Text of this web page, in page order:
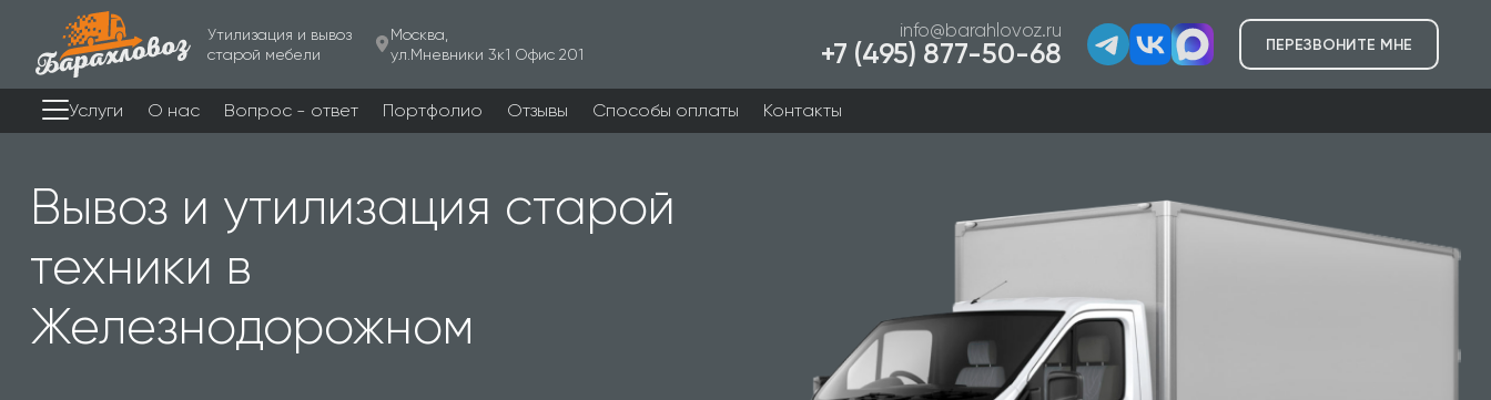
Утилизация и вывоз
старой мебели
Москва,
ул.Мневники 3к1 Офис 201
info@barahlovoz.ru
+7 (495) 877-50-68 ПЕРЕЗВОНИТЕ МНЕ
Услуги О нас Вопрос - ответ Портфолио Отзывы Способы оплаты Контакты
Вывоз и утилизация старой
техники в
Железнодорожном